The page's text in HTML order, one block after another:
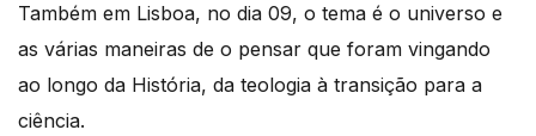
Também em Lisboa, no dia 09, o tema é o universo e
as várias maneiras de o pensar que foram vingando
ao longo da História, da teologia à transição para a
ciência.